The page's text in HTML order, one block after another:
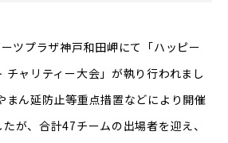
ツプラザ神戸和田岬にて「ハッピー
チャリティー大会」が執り行われまし
まん延防止等重点措置などにより開催
が、合計47チームの出場者を迎え、